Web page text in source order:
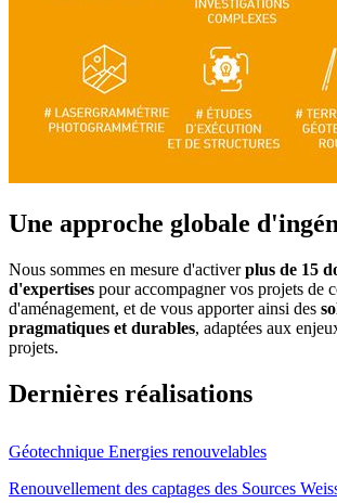
Une approche globale
Nous sommes en mesure d'activerplus de 15
d'expertises pour accompagner vos projets de
d'aménagement, et de vous apporter ainsi des
pragmatiques et durables, adaptées aux
projets.
Dernières réalisations
Géotechnique Energies renouvelables
Renouvellement des captages des Sources